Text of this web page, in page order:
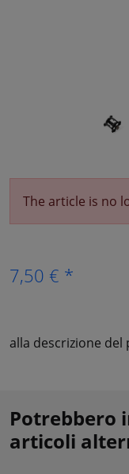
The article is no
7,50 € *
alla descrizione
Potrebbero
articoli